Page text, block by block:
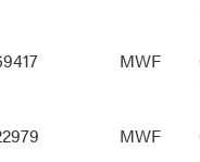
MWF
MWF